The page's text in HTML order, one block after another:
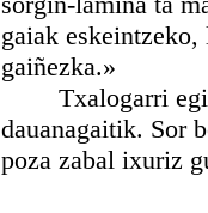
gaiak
gaiñezka.»
Txalogarri egiaz
dauanagaitik. Sor
poza zabal ixuriz